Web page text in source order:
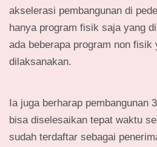
akselerasi pembangunan di
hanya program fisik saja yang
ada beberapa program non fisik
dilaksanakan.
Ia juga berharap pembangunan
bisa diselesaikan tepat waktu
sudah terdaftar sebagai